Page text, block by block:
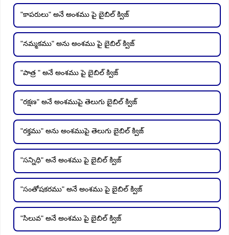
"కాపరులు" అనే అంశము పై బైబిల్ క్విజ్
"నమ్మకము" అను అంశము పై బైబిల్ క్విజ్
"పాత్ర " అనే అంశము పై బైబిల్ క్విజ్
"రక్షణ" అనే అంశముపై తెలుగు బైబిల్ క్విజ్
"రక్తము" అను అంశముపై తెలుగు బైబిల్ క్విజ్
"సన్నిధి" అనే అంశము పై బైబిల్ క్విజ్
"సంతోషకరము" అనే అంశము పై బైబిల్ క్విజ్
"సిలువ" అనే అంశము పై బైబిల్ క్విజ్